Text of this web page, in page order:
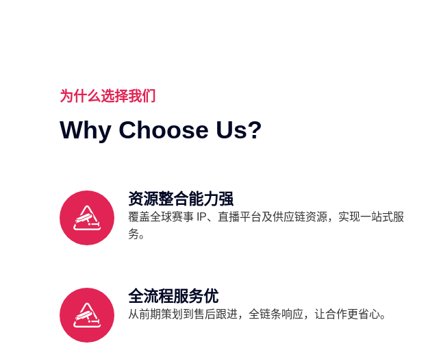
为什么选择我们
Why Choose Us?
资源整合能力强
覆盖全球赛事 IP、直播平台及供应链资源，实现一站式服
务。
全流程服务优
从前期策划到售后跟进，全链条响应，让合作更省心。